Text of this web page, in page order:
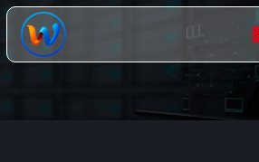
Chuyển
đến
dung